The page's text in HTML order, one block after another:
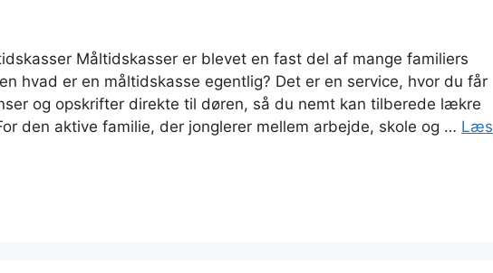
Måltidskasser er blevet en fast del af mange familiers
hvad er en måltidskasse egentlig? Det er en service, hvor du får
og opskrifter direkte til døren, så du nemt kan tilberede lækre
den aktive familie, der jonglerer mellem arbejde, skole og … Læs